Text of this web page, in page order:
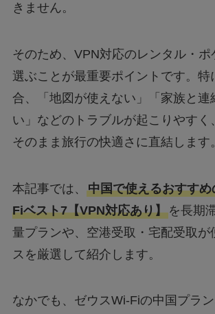
きません。
そのため、VPN対応のレンタル・ポ
選ぶことが最重要ポイントです。特
合、「地図が使えない」「家族と連
い」などのトラブルが起こりやすく
そのまま旅行の快適さに直結します。
本記事では、 中国で使えるおすす
Fiベスト7【VPN対応あり】を長期
量プランや、空港受取・宅配受取が
スを厳選して紹介します。
なかでも、ゼウスWi-Fiの中国プラ